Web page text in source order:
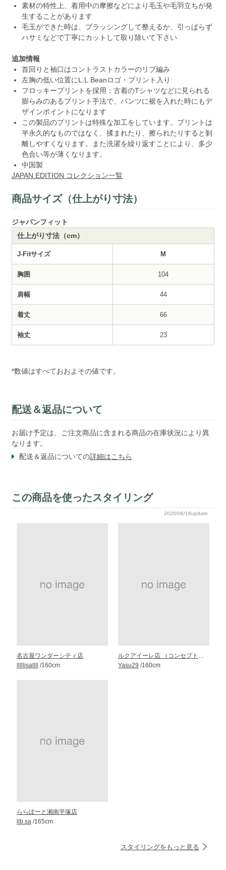
素材の特性上、着用中の摩擦などにより毛玉や毛羽立ちが発
生することがあります
毛玉ができた時は、ブラッシングして整えるか、引っぱらず
ハサミなどで丁寧にカットして取り除いて下さい
追加情報
首回りと袖口はコントラストカラーのリブ編み
左胸の低い位置にL.L.Beanロゴ・プリント入り
フロッキープリントを採用：古着のTシャツなどに見られる
膨らみのあるプリント手法で、パンツに裾を入れた時にもデ
ザインポイントになります
この製品のプリントは特殊な加工をしています。プリントは
半永久的なものではなく、揉まれたり、擦られたりすると剝
離しやすくなります。また洗濯を繰り返すことにより、多少
色合い等が薄くなります。
中国製
JAPAN EDITION コレクション一覧
商品サイズ（仕上がり寸法）
ジャパンフィット
仕上がり寸法（cm）
J-Fitサイズ M
胸囲 104
肩幅 44
着丈 66
袖丈 23
*数値はすべておおよその値です。
配送＆返品について
お届け予定は、ご注文商品に含まれる商品の在庫状況により異
なります。
配送＆返品についての詳細はこちら
この商品を使ったスタイリング
2026/06/18update
名古屋ワンダーシティ店
lllllisallll /160cm
Yasu29 /160cm
ららぽーと湘南平塚店
llb.sa/165cm
スタイリングをもっと見る